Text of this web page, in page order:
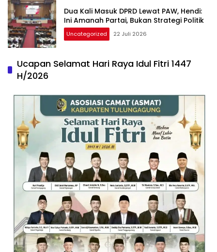
Dua Kali Masuk DPRD Lewat PAW, Hendi:
Ini Amanah Partai, Bukan Strategi Politik
Uncategorized 22 Juli 2026
Ucapan Selamat Hari Raya Idul Fitri 1447
H/2026